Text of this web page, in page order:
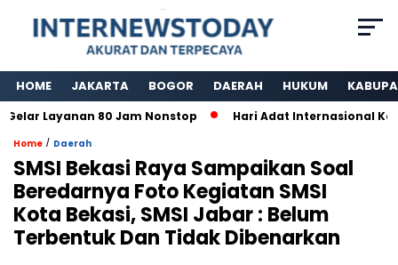
HOME JAKARTA BOGOR DAERAH HUKUM
Layanan 80 Jam Nonstop Hari Adat Internasional Ke 39
Home / Daerah
SMSI Bekasi Raya Sampaikan Soal
Beredarnya Foto Kegiatan SMSI
Kota Bekasi, SMSI Jabar : Belum
Terbentuk Dan Tidak Dibenarkan